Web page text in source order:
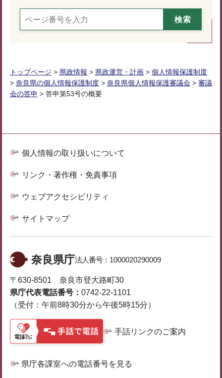
トップページ > 県政情報 > 県政運営・計画 > 個人情報保護制度
> 奈良県の個人情報保護制度 > 奈良県個人情報保護審議会 > 審議
会の答申 > 答申第53号の概要
個人情報の取り扱いについて
リンク・著作権・免責事項
ウェブアクセシビリティ
サイトマップ
奈良県庁法人番号： 1000020290009
〒630-8501 奈良市登大路町30
県庁代表電話番号： 0742-22-1101
（受付：午前8時30分から午後5時15分）
手話リンクのご案内
県庁各課室への電話番号を見る